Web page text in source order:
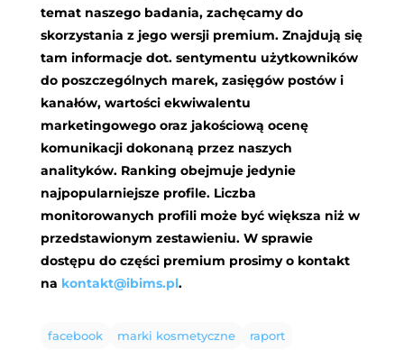
temat naszego badania, zachęcamy do
skorzystania z jego wersji premium. Znajdują się
tam informacje dot. sentymentu użytkowników
do poszczególnych marek, zasięgów postów i
kanałów, wartości ekwiwalentu
marketingowego oraz jakościową ocenę
komunikacji dokonaną przez naszych
analityków. Ranking obejmuje jedynie
najpopularniejsze profile. Liczba
monitorowanych profili może być większa niż w
przedstawionym zestawieniu. W sprawie
dostępu do części premium prosimy o kontakt
na kontakt@ibims.pl.
facebook marki kosmetyczne raport